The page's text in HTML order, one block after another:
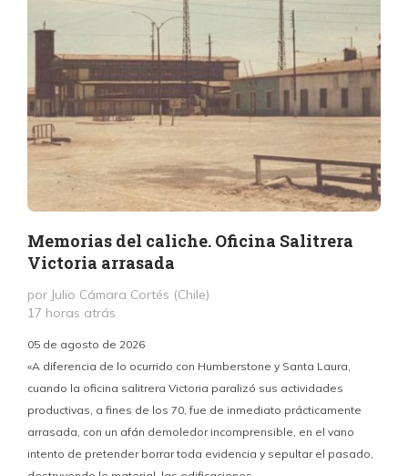
Memorias del caliche. Oficina Salitrera
Victoria arrasada
por Julio Cámara Cortés (Chile)
17 horas atrás
05 de agosto de 2026
«A diferencia de lo ocurrido con Humberstone y Santa Laura,
cuando la oficina salitrera Victoria paralizó sus actividades
productivas, a fines de los 70, fue de inmediato prácticamente
arrasada, con un afán demoledor incomprensible, en el vano
intento de pretender borrar toda evidencia y sepultar el pasado,